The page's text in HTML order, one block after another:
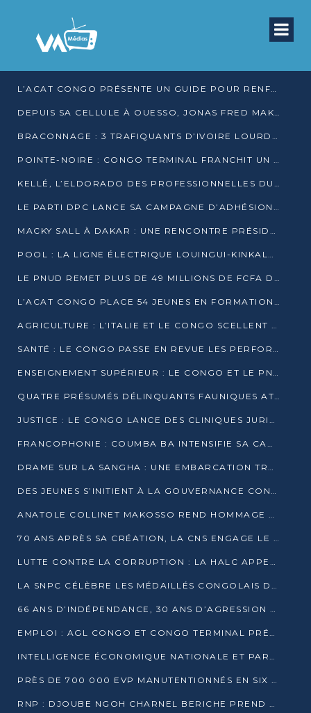
L’ACAT CONGO PRÉSENTE UN GUIDE POUR RENFORCER LES GARANTIES JUDICIAIRES EN GARDE À VUE
DEPUIS SA CELLULE À OUESSO, JONAS FRED MAKITA DÉNONCE CE QU’IL QUALIFIE DE DÉNI DE JUSTICE
BRACONNAGE : 3 TRAFIQUANTS D’IVOIRE LOURDEMENT CONDAMNÉS À DJAMBALA
POINTE-NOIRE : CONGO TERMINAL FRANCHIT UN CAP HISTORIQUE AVEC 99 MOUVEMENTS/HEURE
KELLÉ, L’ELDORADO DES PROFESSIONNELLES DU SEXE
LE PARTI DPC LANCE SA CAMPAGNE D’ADHÉSIONS ET VEUT STRUCTURER SA PRÉSENCE DANS LES 15 DÉPARTEMENTS
MACKY SALL À DAKAR : UNE RENCONTRE PRÉSIDENTIELLE QUI DIVISE L’OPINION SÉNÉGALAISE
POOL : LA LIGNE ÉLECTRIQUE LOUINGUI-KINKALA-BOKO MISE EN SERVICE
LE PNUD REMET PLUS DE 49 MILLIONS DE FCFA D’ÉQUIPEMENTS POUR ACCÉLÉRER LA NUMÉRISATION DU SYSTÈME DE SANTÉ
L’ACAT CONGO PLACE 54 JEUNES EN FORMATION PROFESSIONNELLE
AGRICULTURE : L’ITALIE ET LE CONGO SCELLENT UN PARTENARIAT POUR UNE PRODUCTION LOCALE DURABLE
SANTÉ : LE CONGO PASSE EN REVUE LES PERFORMANCES DE SES HÔPITAUX À MI-PARCOURS
ENSEIGNEMENT SUPÉRIEUR : LE CONGO ET LE PNUD VEULENT RAPPROCHER LA FORMATION UNIVERSITAIRE DES BESOINS DU MARCHÉ DE L’EMPLOI
QUATRE PRÉSUMÉS DÉLINQUANTS FAUNIQUES ATTENDUS DEVANT LA JUSTICE POUR TRAFIC D’IVOIRE
JUSTICE : LE CONGO LANCE DES CLINIQUES JURIDIQUES POUR RAPPROCHER LE DROIT DES CITOYENS
FRANCOPHONIE : COUMBA BA INTENSIFIE SA CAMPAGNE POUR LA SUCCESSION À LA TÊTE DE L’OIF
DRAME SUR LA SANGHA : UNE EMBARCATION TRANSPORTANT DES FIDÈLES DE « NZAMBÉ YA L’HUILE » FAIT NAUFRAGE À OUESSO
DES JEUNES S’INITIENT À LA GOUVERNANCE CONTINENTALE À BRAZZAVILLE
ANATOLE COLLINET MAKOSSO REND HOMMAGE À JEAN-PAUL PIGASSE
70 ANS APRÈS SA CRÉATION, LA CNS ENGAGE LE VIRAGE DE LA DIGITALISATION
LUTTE CONTRE LA CORRUPTION : LA HALC APPELLE À PASSER DES DISCOURS AUX ACTES
LA SNPC CÉLÈBRE LES MÉDAILLÉS CONGOLAIS DES OLYMPIADES PANAFRICAINES DE MATHÉMATIQUES 2026
66 ANS D’INDÉPENDANCE, 30 ANS D’AGRESSION RWANDAISE : 4 PRÉSIDENCES, UN ÉCHEC COLLECTIF
EMPLOI : AGL CONGO ET CONGO TERMINAL PRÉSÉLECTIONNENT PLUS DE 70 JEUNES À POINTE-NOIRE
INTELLIGENCE ÉCONOMIQUE NATIONALE ET PARTENARIATS INTERNATIONAUX : VERS UNE DOCTRINE SOUVERAINE DE SÉCURITÉ ÉCONOMIQUE
PRÈS DE 700 000 EVP MANUTENTIONNÉS EN SIX MOIS PAR CONGO TERMINAL
RNP : DJOUBE NGOH CHARNEL BERICHE PREND LES RÊNES DU PARTI